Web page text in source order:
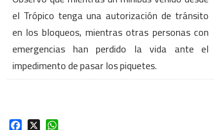
el Trópico tenga una autorización de tránsito
en los bloqueos, mientras otras personas con
emergencias han perdido la vida ante el
impedimento de pasar los piquetes.
Facebook